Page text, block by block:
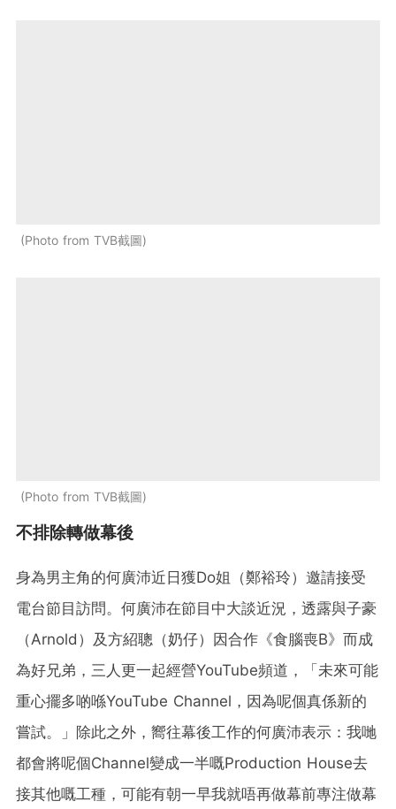
Photo from TVB截圖
Photo from TVB截圖
不排除轉做幕後
身為男主角的何廣沛近日獲Do姐（鄭裕玲）邀請接受
電台節目訪問。何廣沛在節目中大談近況，透露與子豪
（Arnold）及方紹聰（奶仔）因合作《食腦喪B》而成
為好兄弟，三人更一起經營YouTube頻道，「未來可能
重心擺多啲喺YouTube Channel，因為呢個真係新的
嘗試。」除此之外，嚮往幕後工作的何廣沛表示：我哋
都會將呢個Channel變成一半嘅Production House去
接其他嘅工種，可能有朝一早我就唔再做幕前專注做幕